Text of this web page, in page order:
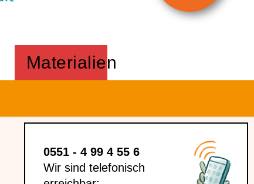
Materialien
0551 - 4 99 4 55 6
Wir sind telefonisch